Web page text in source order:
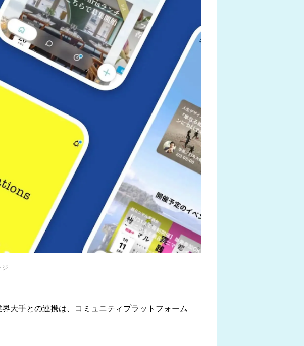
大手との連携は、コミュニティプラットフォーム